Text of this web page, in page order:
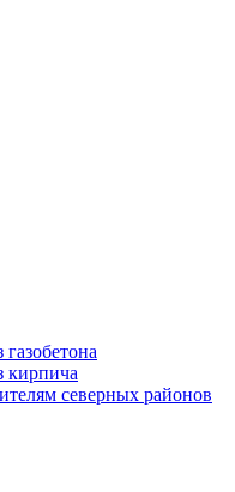
кирпича
северных районов